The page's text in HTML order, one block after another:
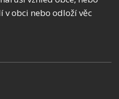
v obci nebo odloží věc